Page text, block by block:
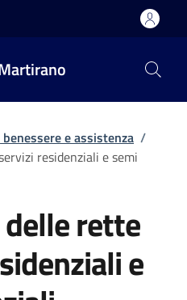
e assistenza /
residenziali e semi
rette
e